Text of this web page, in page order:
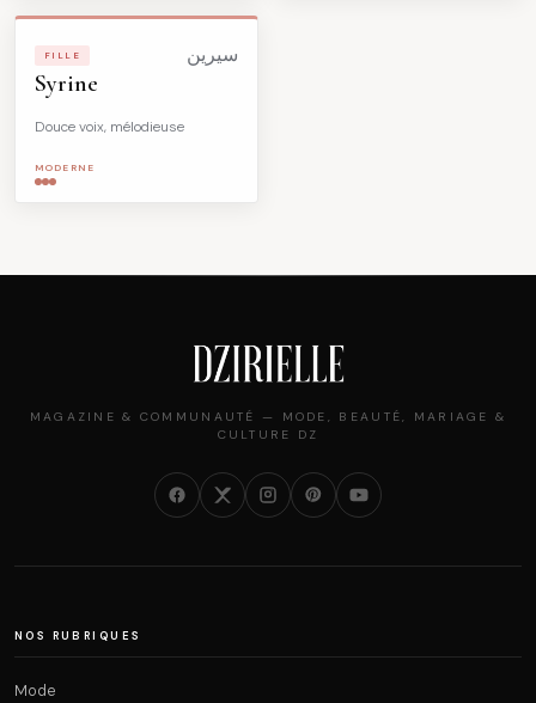
FILLE سيرين
Syrine
Douce voix, mélodieuse
MODERNE
MAGAZINE & COMMUNAUTÉ — MODE, BEAUTÉ, MARIAGE &
CULTURE DZ
NOS RUBRIQUES
Mode